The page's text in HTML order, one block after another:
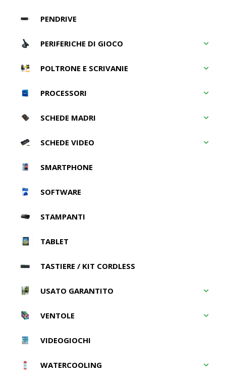
PENDRIVE
PERIFERICHE DI GIOCO
POLTRONE E SCRIVANIE
PROCESSORI
SCHEDE MADRI
SCHEDE VIDEO
SMARTPHONE
SOFTWARE
STAMPANTI
TABLET
TASTIERE / KIT CORDLESS
USATO GARANTITO
VENTOLE
VIDEOGIOCHI
WATERCOOLING